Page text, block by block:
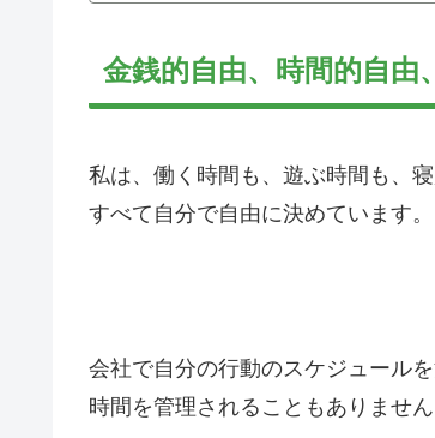
金銭的自由、時間的自由
私は、働く時間も、遊ぶ時間も、
すべて自分で自由に決めています。
会社で自分の行動のスケジュールを
時間を管理されることもありません